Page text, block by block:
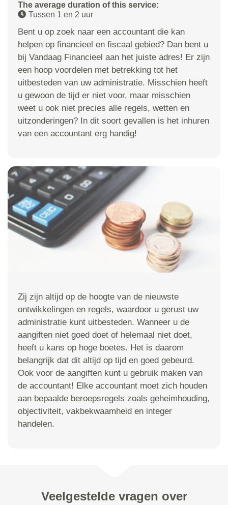
The average duration of this service:
Tussen 1 en 2 uur
Bent u op zoek naar een accountant die kan
helpen op financieel en fiscaal gebied? Dan bent u
bij Vandaag Financieel aan het juiste adres! Er zijn
een hoop voordelen met betrekking tot het
uitbesteden van uw administratie. Misschien heeft
u gewoon de tijd er niet voor, maar misschien
weet u ook niet precies alle regels, wetten en
uitzonderingen? In dit soort gevallen is het inhuren
van een accountant erg handig!
Zij zijn altijd op de hoogte van de nieuwste
ontwikkelingen en regels, waardoor u gerust uw
administratie kunt uitbesteden. Wanneer u de
aangiften niet goed doet of helemaal niet doet,
heeft u kans op hoge boetes. Het is daarom
belangrijk dat dit altijd op tijd en goed gebeurd.
Ook voor de aangiften kunt u gebruik maken van
de accountant! Elke accountant moet zich houden
aan bepaalde beroepsregels zoals geheimhouding,
objectiviteit, vakbekwaamheid en integer
handelen.
Veelgestelde vragen over